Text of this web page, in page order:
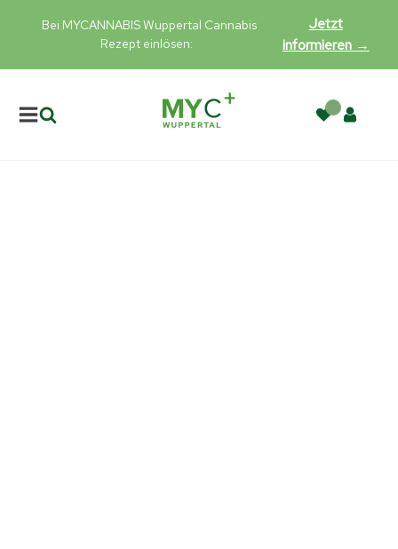
Bei MYCANNABIS Wuppertal Cannabis
Rezept einlösen:
Jetzt
informieren →